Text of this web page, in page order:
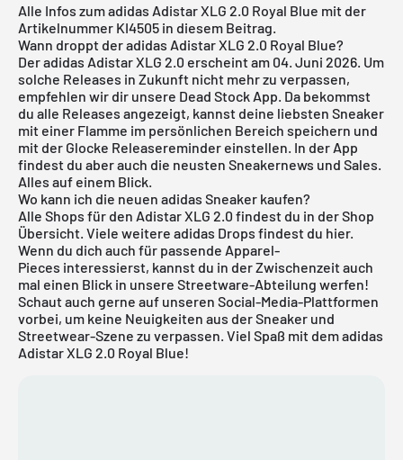
Alle Infos zum adidas Adistar XLG 2.0 Royal Blue mit der
Artikelnummer KI4505 in diesem Beitrag.
Wann droppt der adidas Adistar XLG 2.0 Royal Blue?
Der adidas Adistar XLG 2.0 erscheint am 04. Juni 2026. Um
solche Releases in Zukunft nicht mehr zu verpassen,
empfehlen wir dir unsere Dead Stock App. Da bekommst
du alle Releases angezeigt, kannst deine liebsten Sneaker
mit einer Flamme im persönlichen Bereich speichern und
mit der Glocke Releasereminder einstellen. In der App
findest du aber auch die neusten Sneakernews und Sales.
Alles auf einem Blick.
Wo kann ich die neuen adidas Sneaker kaufen?
Alle Shops für den Adistar XLG 2.0 findest du in der Shop
Übersicht. Viele weitere adidas Drops findest du hier.
Wenn du dich auch für passende Apparel-
Pieces interessierst, kannst du in der Zwischenzeit auch
mal einen Blick in unsere Streetware-Abteilung werfen!
Schaut auch gerne auf unseren Social-Media-Plattformen
vorbei, um keine Neuigkeiten aus der Sneaker und
Streetwear-Szene zu verpassen. Viel Spaß mit dem adidas
Adistar XLG 2.0 Royal Blue!